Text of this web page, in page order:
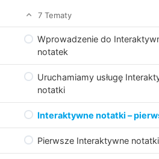
Kursowa logistyka
Platforma Academy i inne
7 Tematy
Wprowadzenie do
notatek
Uruchamiamy usługę
notatki
Interaktywne notatki –
Pierwsze Interaktywne